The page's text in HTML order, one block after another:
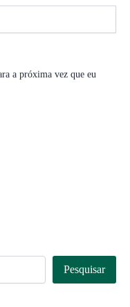
a próxima vez que eu
Pesquisar